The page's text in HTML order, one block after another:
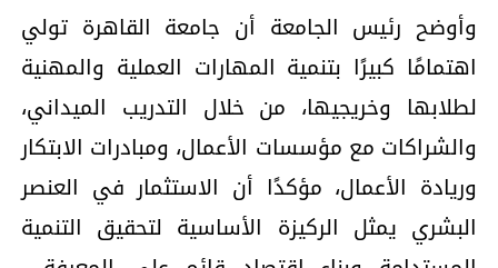
وأوضح رئيس الجامعة أن جامعة القاهرة تولي
اهتمامًا كبيرًا بتنمية المهارات العملية والمهنية
لطلابها وخريجيها، من خلال التدريب الميداني،
والشراكات مع مؤسسات الأعمال، ومبادرات الابتكار
وريادة الأعمال، مؤكدًا أن الاستثمار في العنصر
البشري يمثل الركيزة الأساسية لتحقيق التنمية